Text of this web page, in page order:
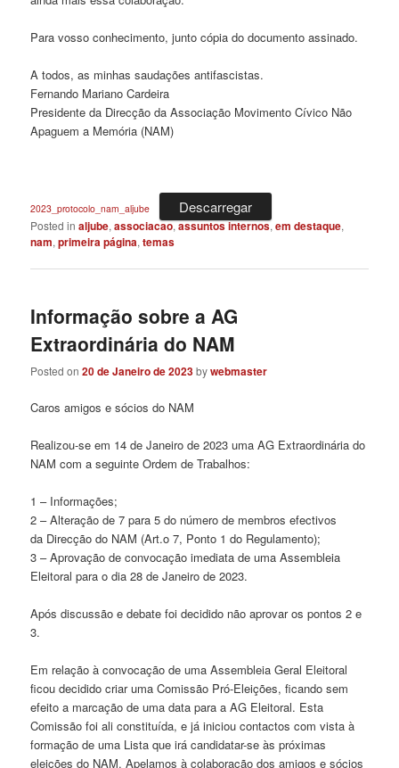
Para vosso conhecimento, junto cópia do documento assinado.
A todos, as minhas saudações antifascistas.
Fernando Mariano Cardeira
Presidente da Direcção da Associação Movimento Cívico Não
Apaguem a Memória (NAM)
2023_protocolo_nam_aljube Descarregar
Posted in aljube,associacao,assuntos internos,em destaque,
nam,primeira página,temas
Informação sobre a AG
Extraordinária do NAM
Posted on20 de Janeiro de 2023bywebmaster
Caros amigos e sócios do NAM
Realizou-se em 14 de Janeiro de 2023 uma AG Extraordinária do
NAM com a seguinte Ordem de Trabalhos:
1 – Informações;
2 – Alteração de 7 para 5 do número de membros efectivos
da Direcção do NAM (Art.o 7, Ponto 1 do Regulamento);
3 – Aprovação de convocação imediata de uma Assembleia
Eleitoral para o dia 28 de Janeiro de 2023.
Após discussão e debate foi decidido não aprovar os pontos 2 e
3.
Em relação à convocação de uma Assembleia Geral Eleitoral
ficou decidido criar uma Comissão Pró-Eleições, ficando sem
efeito a marcação de uma data para a AG Eleitoral. Esta
Comissão foi ali constituída, e já iniciou contactos com vista à
formação de uma Lista que irá candidatar-se às próximas
eleições do NAM. Apelamos à colaboração dos amigos e sócios